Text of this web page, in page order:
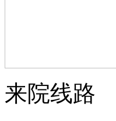
来院线路